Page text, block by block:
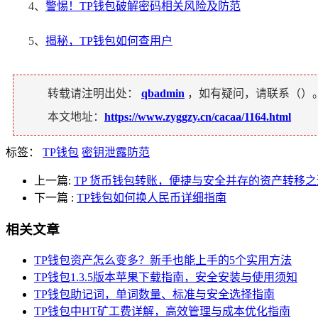
4、 警惕！TP钱包破解密码相关风险及防范
5、 揭秘，TP钱包如何查用户
转载请注明出处： qbadmin ，如有疑问，请联系（）
本文地址： https://www.zyggzy.cn/cacaa/1164.html
标签： TP钱包 密钥泄露防范
上一篇: TP 货币钱包转账，便捷与安全并存的资产转移
下一篇 : TP钱包如何换人民币详细指南
相关文章
TP钱包资产怎么变多？新手也能上手的5个实用方法
TP钱包1.3.5版本苹果下载指南，安全安装与使用须知
TP钱包助记词，单词数量、标准与安全选择指南
TP钱包中HT矿工费详解，高效管理与成本优化指南